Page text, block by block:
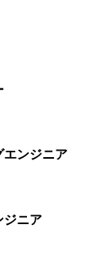
エンジニア
ジニア